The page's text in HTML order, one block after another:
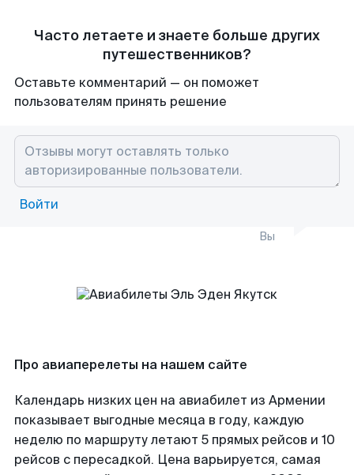
Часто летаете и знаете больше других
путешественников?
Оставьте комментарий — он поможет
пользователям принять решение
Войти
Вы
Про авиаперелеты на нашем сайте
Календарь низких цен на авиабилет из Армении
показывает выгодные месяца в году, каждую
неделю по маршруту летают 5 прямых рейсов и 10
рейсов с пересадкой. Цена варьируется, самая